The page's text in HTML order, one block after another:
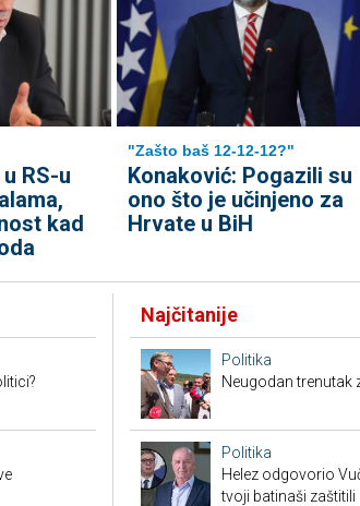
RS-u
kad
"Zašto baš 12-12-12?"
Konaković: Pogazili su
ono što je učinjeno za
Hrvate u BiH
Najčitanije
Politika
Neugodan trenutak
Politika
Helez odgovorio
tvoji batinaši zaštitili